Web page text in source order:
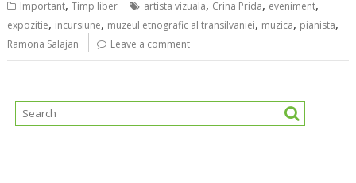
Important,Timp liber artista vizuala, Crina Prida, eveniment,
expozitie, incursiune, muzeul etnografic al transilvaniei, muzica, pianista,
Ramona Salajan Leave a comment